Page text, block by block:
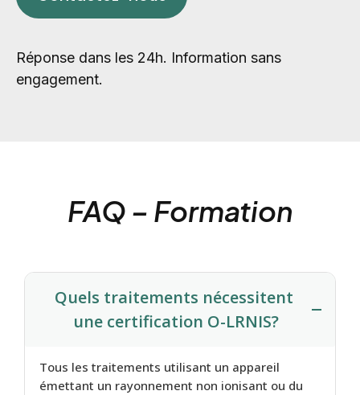
Réponse dans les 24h. Information sans
engagement.
FAQ – Formation
Quels traitements nécessitent
une certification O-LRNIS?
Tous les traitements utilisant un appareil
émettant un rayonnement non ionisant ou du